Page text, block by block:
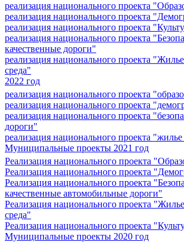
реализация национального проекта
реализация национального проекта
реализация национального проекта
реализация национального проекта
качественные дороги"
реализация национального проекта
среда"
2022 год
реализация национального проекта
реализация национального проекта
реализация национального проекта
дороги"
реализация национального проекта "жилье
Муниципальные проекты 2021 год
Реализация национального проекта
Реализация национального проекта
Реализация национального проекта
качественные автомобильные дороги"
Реализация национального проекта
среда"
Реализация национального проекта
Муниципальные проекты 2020 год